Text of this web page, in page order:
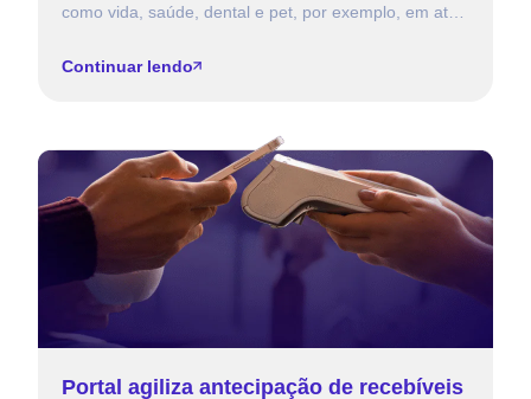
como vida, saúde, dental e pet, por exemplo, em até
Continuar lendo
Portal agiliza antecipação de recebíveis